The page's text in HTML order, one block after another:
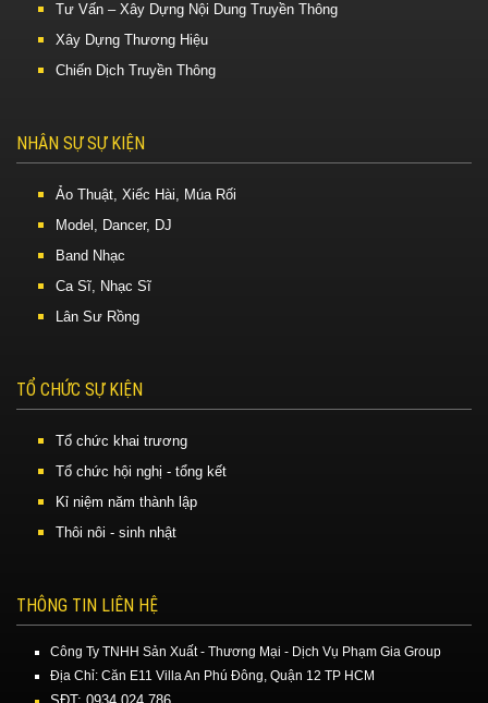
Tư Vấn – Xây Dựng Nội Dung Truyền Thông
Xây Dựng Thương Hiệu
Chiến Dịch Truyền Thông
NHÂN SỰ SỰ KIỆN
Ảo Thuật, Xiếc Hài, Múa Rối
Model, Dancer, DJ
Band Nhạc
Ca Sĩ, Nhạc Sĩ
Lân Sư Rồng
TỔ CHỨC SỰ KIỆN
Tổ chức khai trương
Tổ chức hội nghị - tổng kết
Kỉ niệm năm thành lập
Thôi nôi - sinh nhật
THÔNG TIN LIÊN HỆ
Công Ty TNHH Sản Xuất - Thương Mại - Dịch Vụ Phạm Gia Group
Địa Chỉ: Căn E11 Villa An Phú Đông, Quận 12 TP HCM